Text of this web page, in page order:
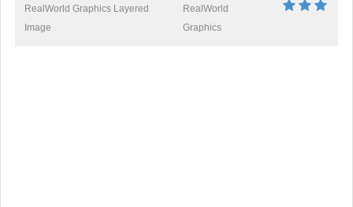
RealWorld Graphics Layered
Image
RealWorld
Graphics